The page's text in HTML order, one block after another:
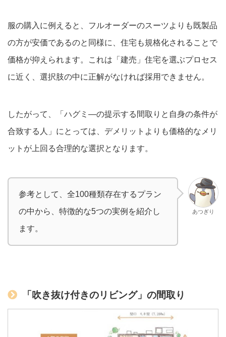
服の購入に例えると、フルオーダーのスーツよりも既製品
の方が安価であるのと同様に、住宅も規格化されることで
価格が抑えられます。これは「建売」住宅を選ぶプロセス
に近く、選択肢の中に正解がなければ採用できません。
したがって、「ハグミ―の提示する間取りと自身の条件が
合致する人」にとっては、デメリットよりも価格的なメリ
ットが上回る合理的な選択となります。
参考として、全100種類存在するプラン
の中から、特徴的な5つの実例を紹介し
ます。
あつぎり
「吹き抜け付きのリビング」の間取り